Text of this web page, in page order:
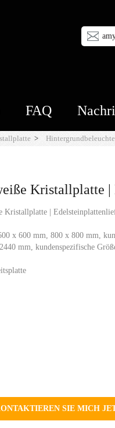
FAQ
>
Kristallplatte
Kristallplatte |
x 600 mm, 800 x 800 mm,
mm, kundenspezifische
SIE MICH